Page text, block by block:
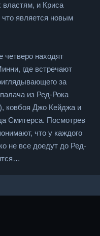
властям, и Криса
является новым
четверо находят
где встречают
за
из Ред-Рока
ковбоя Джо Кейджа и
Смитерса. Посмотрев
что у каждого
не все доедут до Ред-